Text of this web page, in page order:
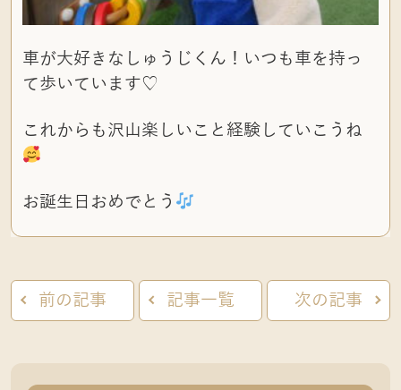
車が大好きなしゅうじくん！いつも車を持っ
て歩いています♡
これからも沢山楽しいこと経験していこうね
お誕生日おめでとう
前の記事 記事一覧 次の記事